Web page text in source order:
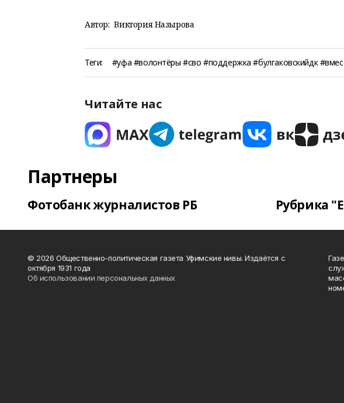
Автор: Виктория Назырова
Теги: #уфа #волонтёры #сво #поддержка #булгаковскийдк
Читайте нас
Партнеры
Фотобанк журналистов РБ Рубрика
© 2026 Общественно-политическая газета Уфимские нивы. Издаётся с
октября 1931 года
Об использовании персональных данных